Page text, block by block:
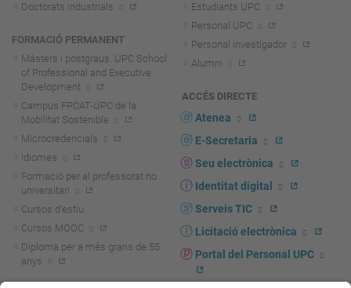
Doctorats industrials
FORMACIÓ PERMANENT
Màsters i postgraus. UPC School
of Professional and Executive
Development
Campus FPCAT-UPC de la
Mobilitat Sostenible
Microcredencials
Idiomes
Formació per al professorat no
universitari
Cursos d'estiu
Cursos MOOC
Diploma per a més grans de 55
anys
Estudiants UPC
Personal UPC
Personal investigador
Alumni
ACCÉS DIRECTE
Atenea
E-Secretaria
Seu electrònica
Identitat digital
Serveis TIC
Licitació electrònica
Portal del Personal UPC